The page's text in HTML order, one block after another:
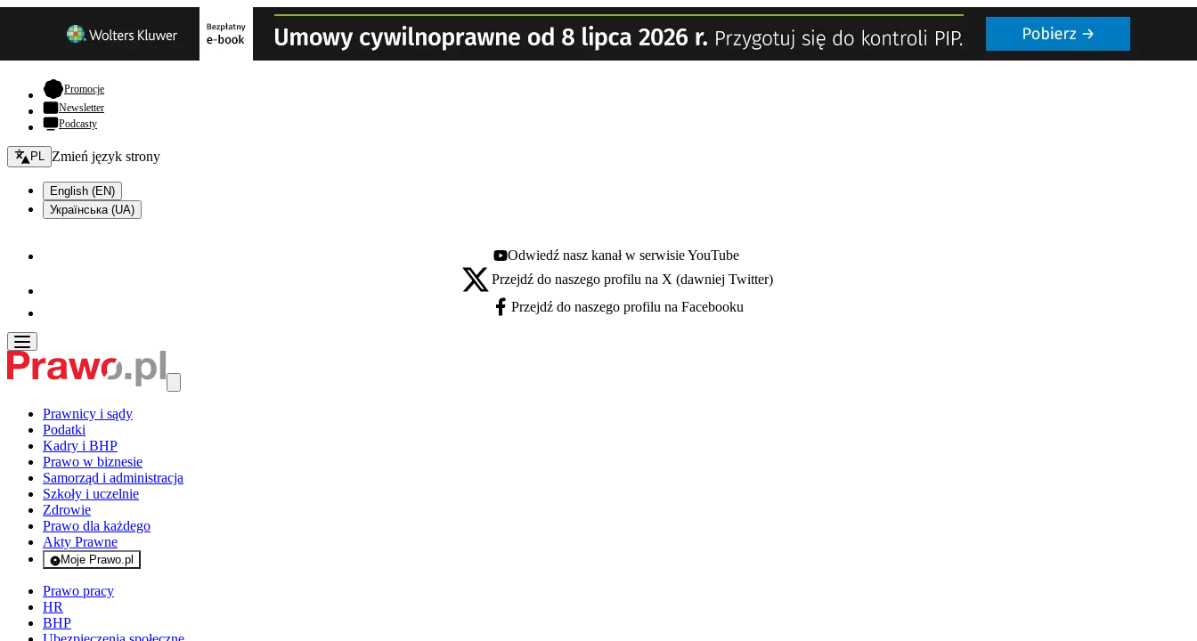
Promocje- otwiera się w nowej karcie
Newsletter
Podcasty
Zmień język - bieżący:
PL Zmień język strony
English (EN)
Українська (UA)
Youtube - otwiera się w nowej karcie
Odwiedź nasz kanał w serwisie YouTube
X - otwiera się w nowej karcie
Przejdź do naszego profilu na X (dawniej Twitter)
Facebook - otwiera się w nowej karcie
Przejdź do naszego profilu na Facebooku
Prawnicy i sądy
Podatki
Kadry i BHP
Prawo w biznesie
Samorząd i administracja
Szkoły i uczelnie
Zdrowie
Prawo dla każdego
Akty Prawne
Moje Prawo.pl
- rejestracja i logowanie do serwisu
Prawo pracy
HR
BHP